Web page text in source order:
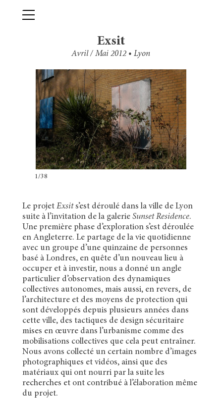
Primary Menu
Exsit
Avril / Mai 2012 • Lyon
1/38
Le projet Exsits’est déroulé dans la ville de Lyon
suite à l’invitation de la galerie Sunset Residence.
Une première phase d’exploration s’est déroulée
en Angleterre. Le partage de la vie quotidienne
avec un groupe d’une quinzaine de personnes
basé à Londres, en quête d’un nouveau lieu à
occuper et à investir, nous a donné un angle
particulier d’observation des dynamiques
collectives autonomes, mais aussi, en revers, de
l’architecture et des moyens de protection qui
sont développés depuis plusieurs années dans
cette ville, des tactiques de design sécuritaire
mises en œuvre dans l’urbanisme comme des
mobilisations collectives que cela peut entraîner.
Nous avons collecté un certain nombre d’images
photographiques et vidéos, ainsi que des
matériaux qui ont nourri par la suite les
recherches et ont contribué à l’élaboration même
du projet.